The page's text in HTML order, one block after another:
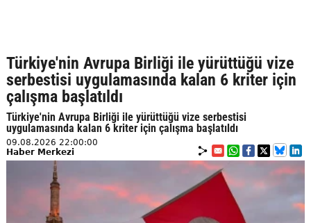
Türkiye'nin Avrupa Birliği ile yürüttüğü vize
serbestisi uygulamasında kalan 6 kriter için
çalışma başlatıldı
Türkiye'nin Avrupa Birliği ile yürüttüğü vize serbestisi
uygulamasında kalan 6 kriter için çalışma başlatıldı
09.08.2026 22:00:00
Haber Merkezi